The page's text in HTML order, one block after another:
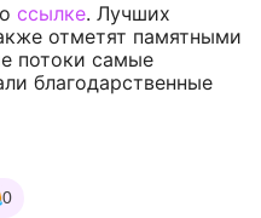
ссылке. Лучших
отметят памятными
потоки самые
благодарственные
0